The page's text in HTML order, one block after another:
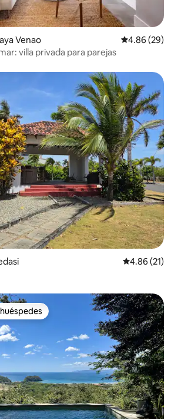
Venao Calificación
4.86 (29)
villa privada para parejas
Calificación
4.86 (21)
preferido